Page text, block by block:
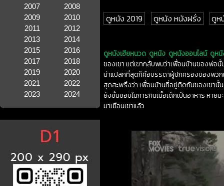
2007
2008
2009
2010
2011
2012
2013
2014
2015
2016
2017
2018
2019
2020
2021
2022
2023
2024
ดูหนัง 2019 ดูหนัง หนังฝรั่ง ดูห
ดูหนังเฮียหนวด ดูหนัง ดูหนังออนไลน์ ดูห
ของเขา แต่เขากลับพบว่าเพื่อนบ้านของพ่อ
น่าแปลกที่สุดก็คือบรรดาผู้ปกครองของพวก
สุดสะพรึงว่า เพื่อนบ้านที่อยู่ติดกันของเขานั้
ยังชื่นชอบในการกินเนื้อเด็กเป็นอาหาร หาย
มาเยือนเขาแล้ว